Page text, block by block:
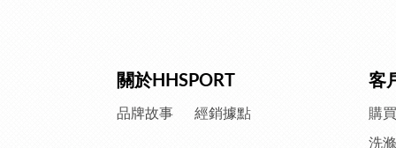
關於HHSPORT
品牌故事 經銷據點
客
購
洗